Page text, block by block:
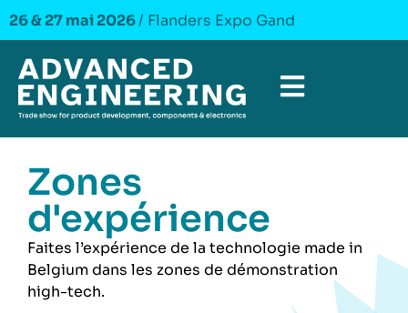
26 & 27 mai 2026/ Flanders Expo Gand
Zones
d'expérience
Faites l’expérience de la technologie made in
Belgium dans les zones de démonstration
high-tech.